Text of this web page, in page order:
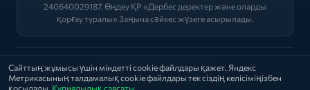
Сайттың жұмысы үшін міндетті cookie файлдары қажет. Яндекс
Метрикасының талдамалық cookie файлдары тек сіздің келісіміңізбен
қосылады. Құпиялылық саясаты
240640029187. Өңдеу ҚР «Дербес деректер және оларды
қорғау туралы» Заңына сәйкес жүзеге асырылады.
2026 © "МИР-ФАРМА"
Саясат | Оферта | Лицензиялар